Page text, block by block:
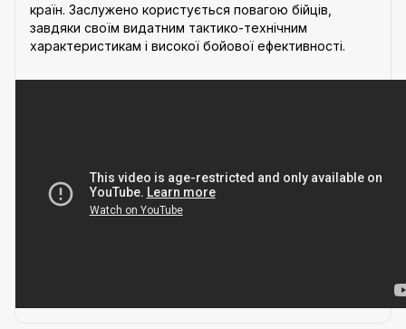
країн. Заслужено користується повагою бійців,
завдяки своїм видатним тактико-технічним
характеристикам і високої бойової ефективності.